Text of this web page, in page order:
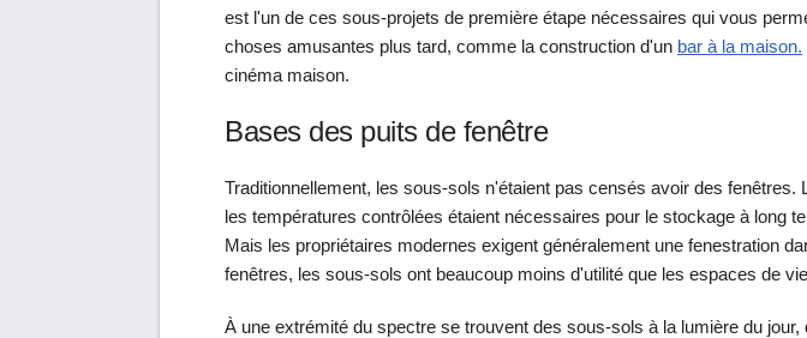
est l'un de ces sous-projets de première étape nécessaires qui vous
choses amusantes plus tard, comme la construction d'un bar à la maison.
cinéma maison.
Bases des puits de fenêtre
Traditionnellement, les sous-sols n'étaient pas censés avoir des fenêtres.
les températures contrôlées étaient nécessaires pour le stockage à long
Mais les propriétaires modernes exigent généralement une fenestration
fenêtres, les sous-sols ont beaucoup moins d'utilité que les espaces de
À une extrémité du spectre se trouvent des sous-sols à la lumière du jour,